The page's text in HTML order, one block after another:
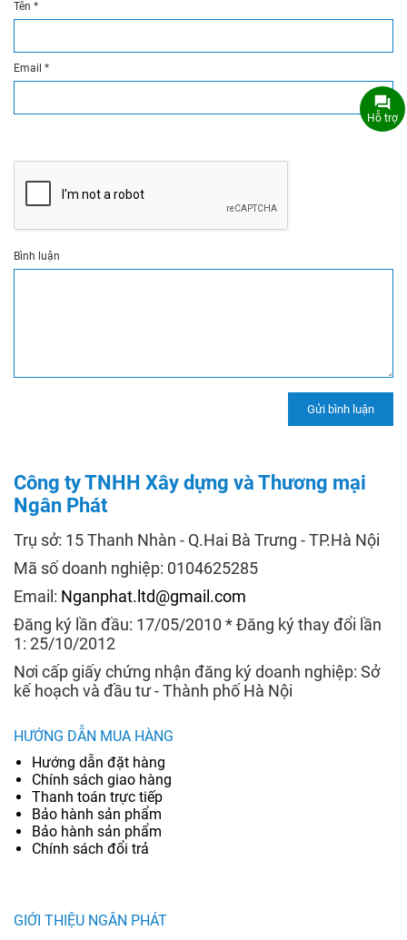
Tên *
Email *
Bình luận
Công ty TNHH Xây dựng và Thương mại
Ngân Phát
Trụ sở: 15 Thanh Nhàn - Q.Hai Bà Trưng - TP.Hà Nội
Mã số doanh nghiệp: 0104625285
Email: Nganphat.ltd@gmail.com
Đăng ký lần đầu: 17/05/2010 * Đăng ký thay đổi lần
1: 25/10/2012
Nơi cấp giấy chứng nhận đăng ký doanh nghiệp: Sở
kế hoạch và đầu tư - Thành phố Hà Nội
HƯỚNG DẪN MUA HÀNG
Hướng dẫn đặt hàng
Chính sách giao hàng
Thanh toán trực tiếp
Bảo hành sản phẩm
Bảo hành sản phẩm
Chính sách đổi trả
GIỚI THIỆU NGÂN PHÁT
Hỗ trợ